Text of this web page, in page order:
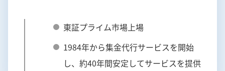
東証プライム市場上場
1984年から集金代行サービスを開始
し、約40年間安定してサービスを提供